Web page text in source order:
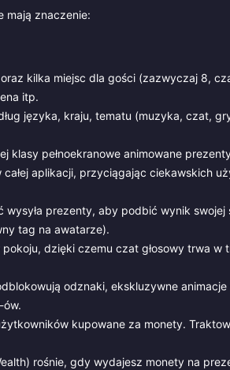
mają znaczenie:
kilka miejsc dla gości (zazwyczaj 8,
itp.
języka, kraju, tematu (muzyka, czat,
klasy pełnoekranowe animowane
aplikacji, przyciągając ciekawskich
prezenty, aby podbić wynik swojej
tag na awatarze).
dzięki czemu czat głosowy trwa w
odznaki, ekskluzywne animacje
ów.
kupowane za monety.
rośnie, gdy wydajesz monety na